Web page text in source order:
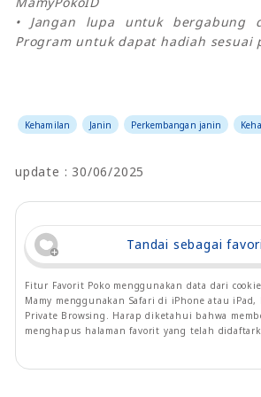
• Jangan lupa untuk bergabung
Program untuk dapat hadiah sesuai
Kehamilan Janin Perkembangan janin
update : 30/06/2025
Tandai sebagai
Fitur Favorit Poko menggunakan data dari
Mamy menggunakan Safari di iPhone atau
Private Browsing. Harap diketahui bahwa
menghapus halaman favorit yang telah